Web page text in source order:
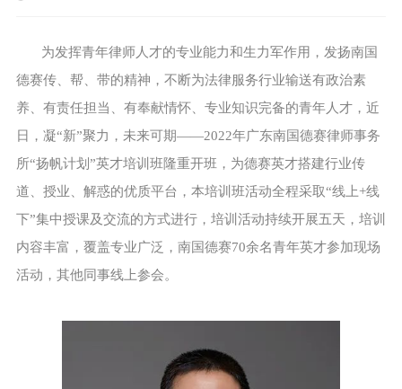
为发挥青年律师人才的专业能力和生力军作用，发扬南国
德赛传、帮、带的精神，不断为法律服务行业输送有政治素
养、有责任担当、有奉献情怀、专业知识完备的青年人才，近
日，凝“新”聚力，未来可期——2022年广东南国德赛律师事务
所“扬帆计划”英才培训班隆重开班，为德赛英才搭建行业传
道、授业、解惑的优质平台，本培训班活动全程采取“线上+线
下”集中授课及交流的方式进行，培训活动持续开展五天，培训
内容丰富，覆盖专业广泛，南国德赛70余名青年英才参加现场
活动，其他同事线上参会。